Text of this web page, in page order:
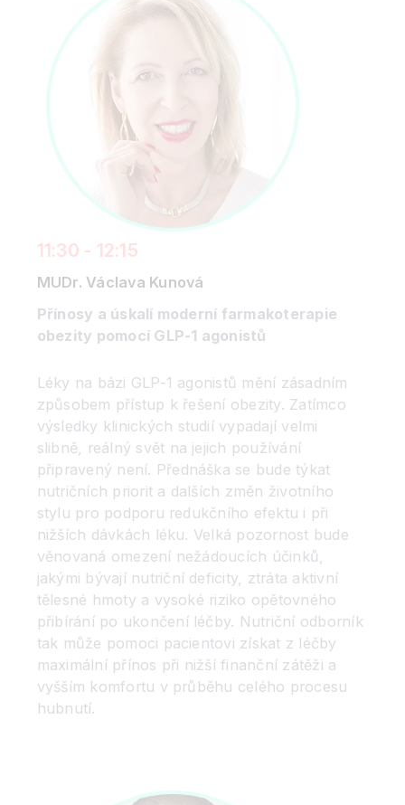
11:30 - 12:15
MUDr. Václava Kunová
Přínosy a úskalí moderní farmakoterapie
obezity pomocí GLP-1 agonistů
Léky na bázi GLP-1 agonistů mění zásadním
způsobem přístup k řešení obezity. Zatímco
výsledky klinických studií vypadají velmi
slibně, reálný svět na jejich používání
připravený není. Přednáška se bude týkat
nutričních priorit a dalších změn životního
stylu pro podporu redukčního efektu i při
nižších dávkách léku. Velká pozornost bude
věnovaná omezení nežádoucích účinků,
jakými bývají nutriční deficity, ztráta aktivní
tělesné hmoty a vysoké riziko opětovného
přibírání po ukončení léčby. Nutriční odborník
tak může pomoci pacientovi získat z léčby
maximální přínos při nižší finanční zátěži a
vyšším komfortu v průběhu celého procesu
hubnutí.